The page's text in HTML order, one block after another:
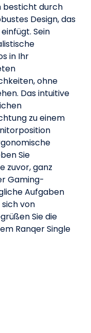
besticht durch
Design, das
Sein
in Ihr
ohne
Das intuitive
zu einem
Sie
zuvor, ganz
Gaming-
Aufgaben
von
Sie die
Ranqer Single